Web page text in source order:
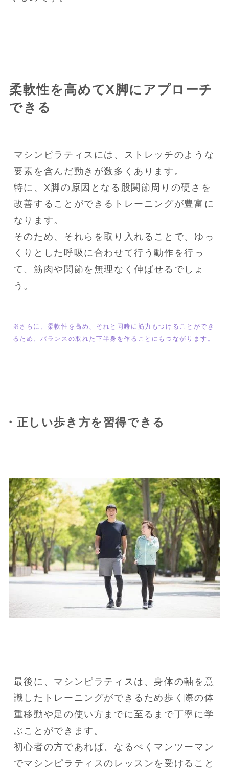
柔軟性を高めてX脚にアプローチ
できる
マシンピラティスには、ストレッチのような
要素を含んだ動きが数多くあります。
特に、X脚の原因となる股関節周りの硬さを
改善することができるトレーニングが豊富に
なります。
そのため、それらを取り入れることで、ゆっ
くりとした呼吸に合わせて行う動作を行っ
て、筋肉や関節を無理なく伸ばせるでしょ
う。
※さらに、柔軟性を高め、それと同時に筋力もつけることができ
るため、バランスの取れた下半身を作ることにもつながります。
・正しい歩き方を習得できる
最後に、マシンピラティスは、身体の軸を意
識したトレーニングができるため歩く際の体
重移動や足の使い方までに至るまで丁寧に学
ぶことができます。
初心者の方であれば、なるべくマンツーマン
でマシンピラティスのレッスンを受けること